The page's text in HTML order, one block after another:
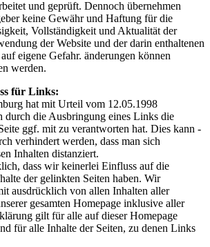
und geprüft. Dennoch übernehmen
keine Gewähr und Haftung für die
Vollständigkeit und Aktualität der
der Website und der darin enthaltenen
eigene Gefahr. änderungen können
werden.
für Links:
hat mit Urteil vom 12.05.1998
durch die Ausbringung eines Links die
ggf. mit zu verantworten hat. Dies kann -
verhindert werden, dass man sich
Inhalten distanziert.
dass wir keinerlei Einfluss auf die
der gelinkten Seiten haben. Wir
ausdrücklich von allen Inhalten aller
gesamten Homepage inklusive aller
gilt für alle auf dieser Homepage
für alle Inhalte der Seiten, zu denen Links